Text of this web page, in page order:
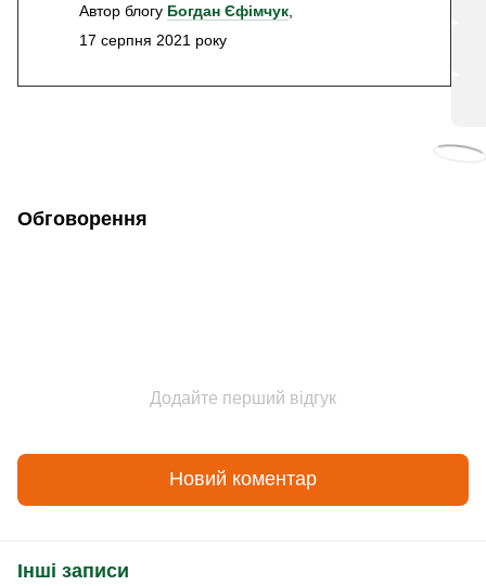
Автор блогу Богдан Єфімчук
17 серпня 2021 року
Обговорення
Додайте перший відгук
Новий коментар
Інші записи